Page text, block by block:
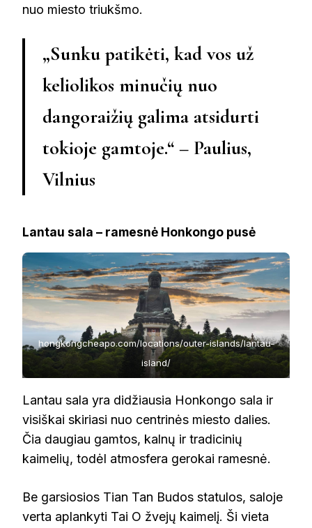
nuo miesto triukšmo.
„Sunku patikėti, kad vos už
keliolikos minučių nuo
dangoraižių galima atsidurti
tokioje gamtoje.“ – Paulius,
Vilnius
Lantau sala – ramesnė Honkongo pusė
hongkongcheapo.com/locations/outer-islands/lantau-
island/
Lantau sala yra didžiausia Honkongo sala ir
visiškai skiriasi nuo centrinės miesto dalies.
Čia daugiau gamtos, kalnų ir tradicinių
kaimelių, todėl atmosfera gerokai ramesnė.
Be garsiosios Tian Tan Budos statulos, saloje
verta aplankyti Tai O žvejų kaimelį. Ši vieta